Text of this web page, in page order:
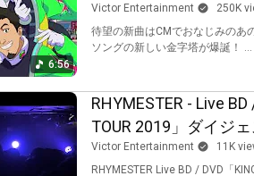
6:56
Victor Entertainment 250K
待望の新曲はCMでおなじみのあ
ソングの新しい金字塔が爆誕！ ...
RHYMESTER - Live
TOUR 2019」ダイジェ
Victor Entertainment 11K
RHYMESTER Live BD / DVD「